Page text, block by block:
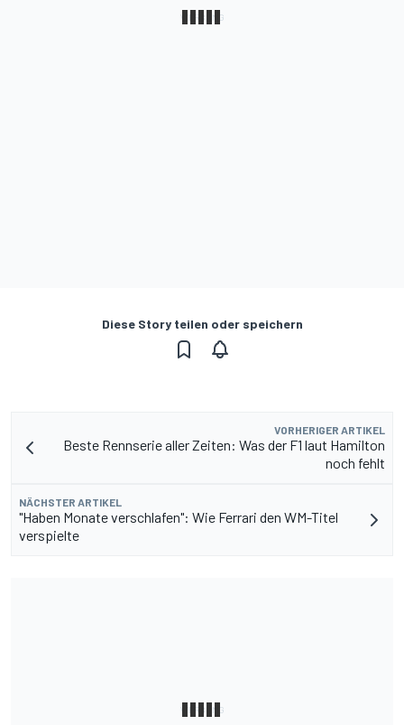
Diese Story teilen oder speichern
VORHERIGER ARTIKEL
Beste Rennserie aller Zeiten: Was der F1 laut Hamilton
noch fehlt
NÄCHSTER ARTIKEL
"Haben Monate verschlafen": Wie Ferrari den WM-Titel
verspielte